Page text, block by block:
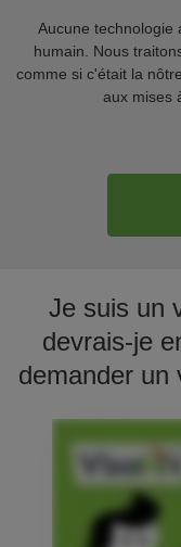
Aucune technologie
humain. Nous
comme si c'était la
aux mises
Je suis un
devrais-je
demander un